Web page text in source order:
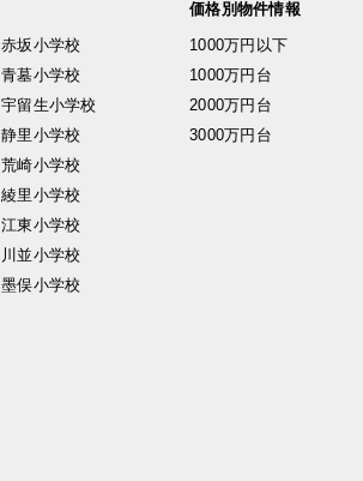
赤坂小学校
青墓小学校
宇留生小学校
静里小学校
荒崎小学校
綾里小学校
江東小学校
川並小学校
墨俣小学校
価格別物件情報
1000万円以下
1000万円台
2000万円台
3000万円台